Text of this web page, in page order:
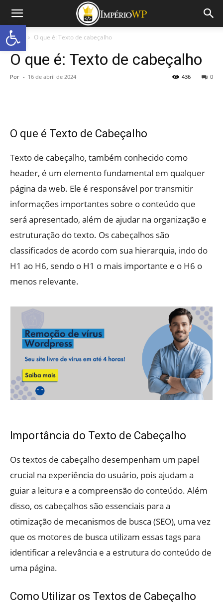
Início O que é: Texto de cabeçalho
O que é: Texto de cabeçalho
Por - 16 de abril de 2024 0
436
O que é Texto de Cabeçalho
Texto de cabeçalho, também conhecido como
header, é um elemento fundamental em qualquer
página da web. Ele é responsável por transmitir
informações importantes sobre o conteúdo que
será apresentado, além de ajudar na organização e
estruturação do texto. Os cabeçalhos são
classificados de acordo com sua hierarquia, indo do
H1 ao H6, sendo o H1 o mais importante e o H6 o
menos relevante.
Importância do Texto de Cabeçalho
Os textos de cabeçalho desempenham um papel
crucial na experiência do usuário, pois ajudam a
guiar a leitura e a compreensão do conteúdo. Além
disso, os cabeçalhos são essenciais para a
otimização de mecanismos de busca (SEO), uma vez
que os motores de busca utilizam essas tags para
identificar a relevância e a estrutura do conteúdo de
uma página.
Como Utilizar os Textos de Cabeçalho
Abrir a barra de ferramentas